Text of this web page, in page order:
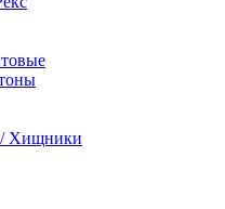
/ Хищники